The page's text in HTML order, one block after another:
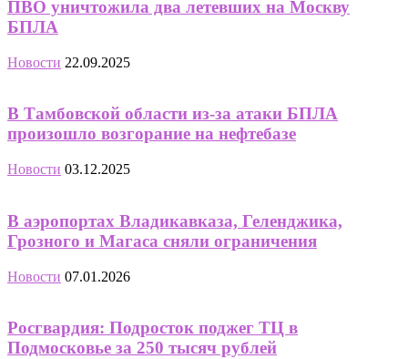
ПВО уничтожила два летевших на Москву
БПЛА
Новости 22.09.2025
В Тамбовской области из-за атаки БПЛА
произошло возгорание на нефтебазе
Новости 03.12.2025
В аэропортах Владикавказа, Геленджика,
Грозного и Магаса сняли ограничения
Новости 07.01.2026
Росгвардия: Подросток поджег ТЦ в
Подмосковье за 250 тысяч рублей